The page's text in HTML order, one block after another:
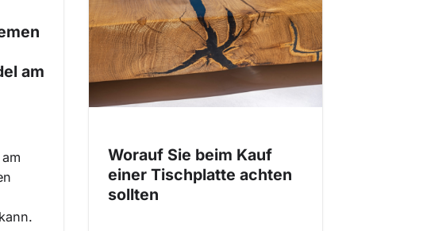
am
Worauf Sie beim Kauf
einer Tischplatte achten
sollten